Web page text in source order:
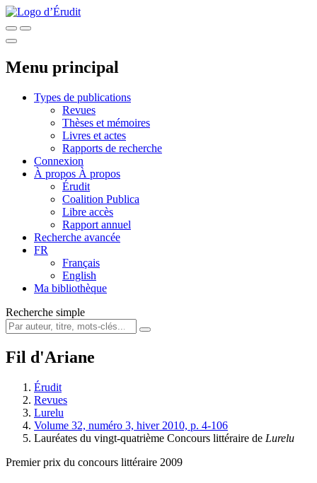
Menu principal
Types de publications
Revues
Thèses et mémoires
Livres et actes
Rapports de recherche
Connexion
À propos À propos
Érudit
Coalition Publica
Libre accès
Rapport annuel
Recherche avancée
FR
Français
English
Ma bibliothèque
Recherche simple
Fil d'Ariane
Érudit
Revues
Lurelu
Volume 32, numéro 3, hiver 2010, p. 4-106
Lauréates du vingt-quatrième Concours littéraire de Lurelu
Premier prix du concours littéraire 2009